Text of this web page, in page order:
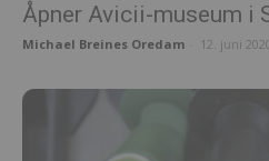
Åpner Avicii-museum i
Michael Breines Oredam 12. juni